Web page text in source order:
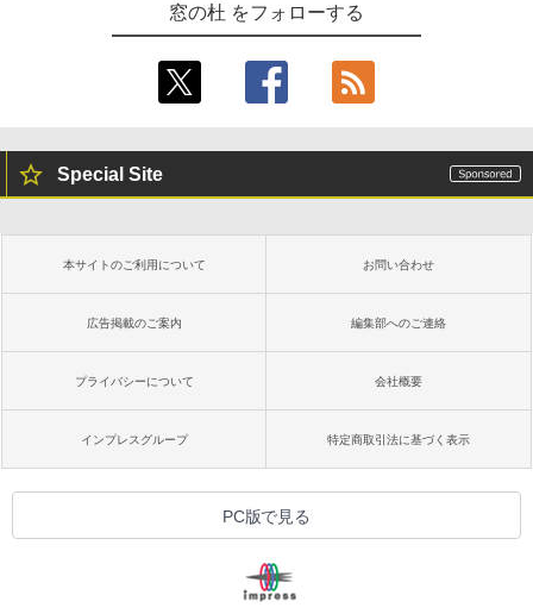
窓の杜 をフォローする
Special Site
本サイトのご利用について お問い合わせ
広告掲載のご案内 編集部へのご連絡
プライバシーについて 会社概要
インプレスグループ 特定商取引法に基づく表示
PC版で見る